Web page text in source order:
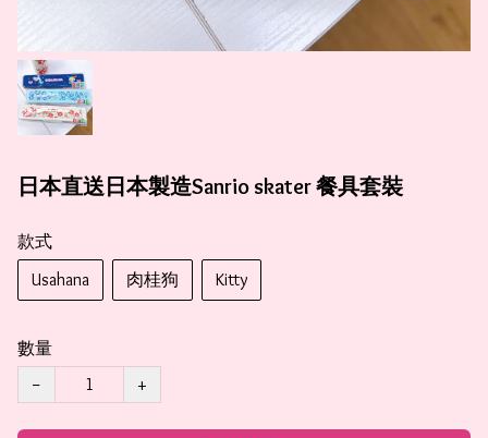
日本直送日本製造Sanrio skater 餐具套裝
款式
Usahana
肉桂狗 Kitty
數量
−
+